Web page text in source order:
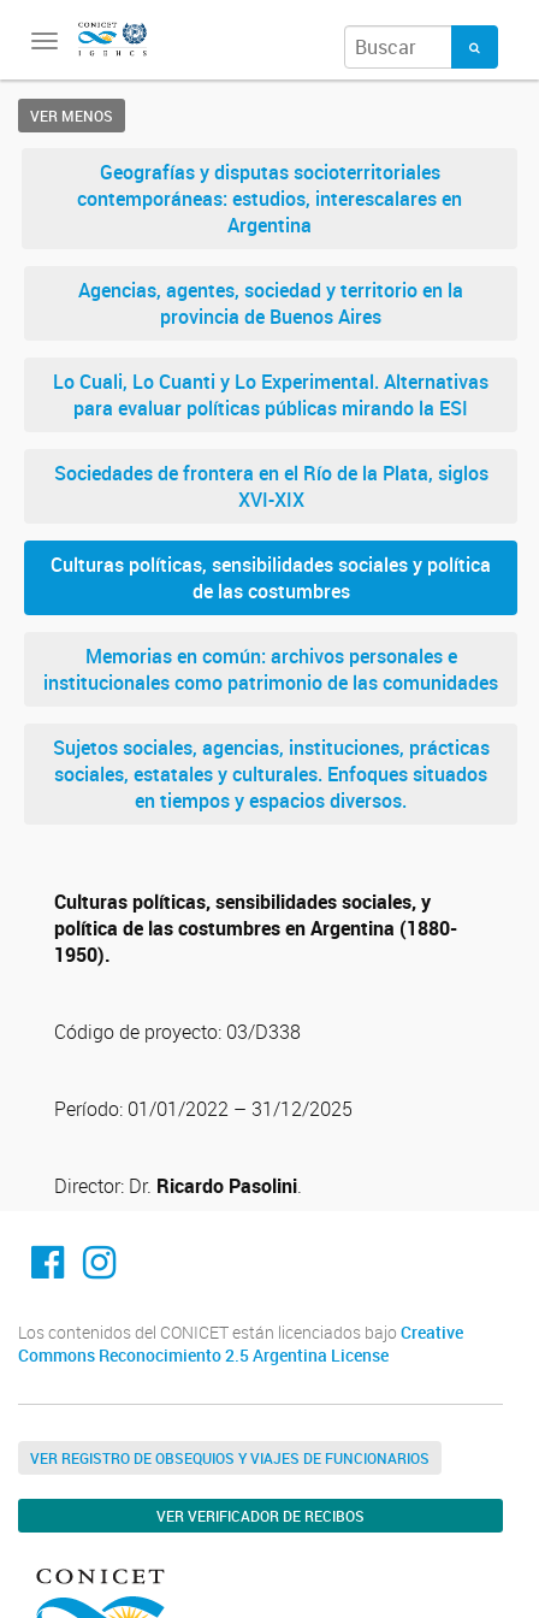
Toggle
VER MENOS
Geografías y disputas socioterritoriales
contemporáneas: estudios, interescalares en
Argentina
Agencias, agentes, sociedad y territorio en la
provincia de Buenos Aires
Lo Cuali, Lo Cuanti y Lo Experimental. Alternativas
para evaluar políticas públicas mirando la ESI
Sociedades de frontera en el Río de la Plata, siglos
XVI-XIX
Culturas políticas, sensibilidades sociales y política
de las costumbres
Memorias en común: archivos personales e
institucionales como patrimonio de las comunidades
Sujetos sociales, agencias, instituciones, prácticas
sociales, estatales y culturales. Enfoques situados
en tiempos y espacios diversos.
Culturas políticas, sensibilidades sociales, y
política de las costumbres en Argentina (1880-
1950).
Código de proyecto: 03/D338
Período: 01/01/2022 – 31/12/2025
Director: Dr. Ricardo Pasolini.
Facebook
Instagram
Los contenidos del CONICET están licenciados bajo Creative
Commons Reconocimiento 2.5 Argentina License
VER REGISTRO DE OBSEQUIOS Y VIAJES DE FUNCIONARIOS
VER VERIFICADOR DE RECIBOS